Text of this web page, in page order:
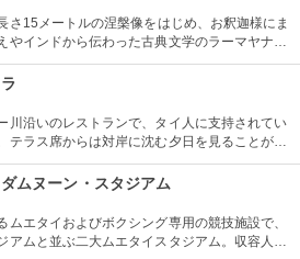
さ15メートルの涅槃像をはじめ、お釈迦様にま
やインドから伝わった古典文学のラーマヤナな
の壁画など。お寺だけでなく、タイマッサージ
初の大学・バンコク最古寺、いくつもの顔を持
内には敷地内に２か所あるタイ古式マッサージ
サージを受けることができるのでおすすめ。
川沿いのレストランで、タイ人に支持されてい
テラス席からは対岸に沈む夕日を見ることがで
は川にかかる橋がライトアップされ、テーブル
ルに照らされたロマンティックなディナーを楽
す。タイ料理のほかにも西洋・和・中とメニュ
ます。
ムヌーン・スタジアム
ムエタイおよびボクシング専用の競技施設で、
アムと並ぶ二大ムエタイスタジアム。収容人数